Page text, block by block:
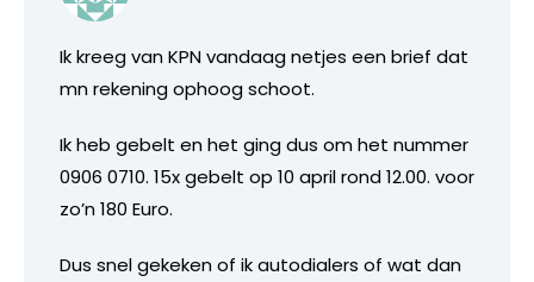
Ik kreeg van KPN vandaag netjes een brief dat
mn rekening ophoog schoot.
Ik heb gebelt en het ging dus om het nummer
0906 0710. 15x gebelt op 10 april rond 12.00. voor
zo’n 180 Euro.
Dus snel gekeken of ik autodialers of wat dan